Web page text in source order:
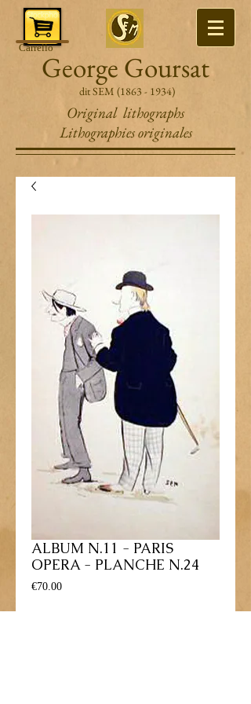
George Goursat
dit SEM (1863 - 1934)
Carrello
Original lithographs
Lithographies originales
ALBUM N.11 - PARIS
OPERA - PLANCHE N.24
€70.00Price